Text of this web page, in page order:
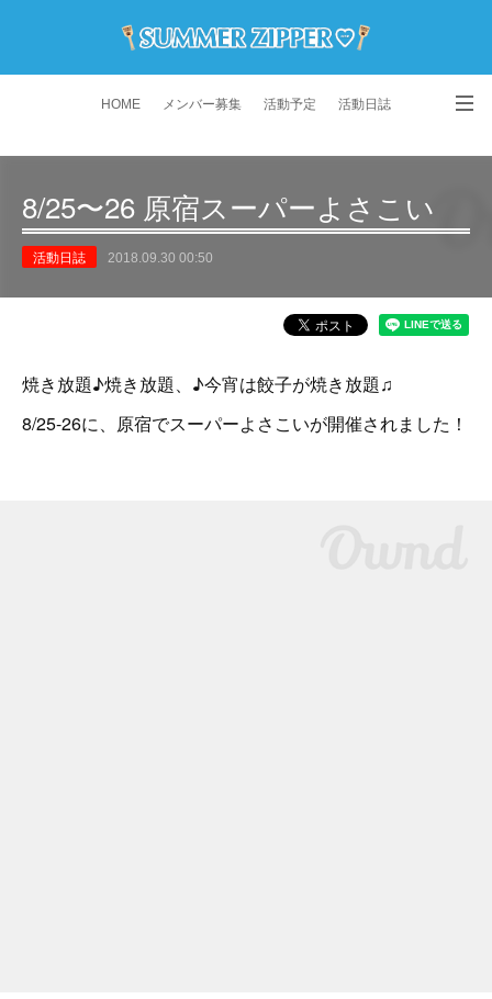
HOME メンバー募集 活動予定 活動日誌
8/25〜26 原宿スーパーよさこい
活動日誌 2018.09.30 00:50
焼き放題♪焼き放題、♪今宵は餃子が焼き放題♫
8/25-26に、原宿でスーパーよさこいが開催されました！